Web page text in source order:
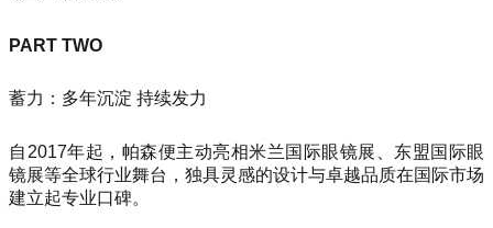
PART TWO
蓄力：多年沉淀 持续发力
自2017年起，帕森便主动亮相米兰国际眼镜展、东盟国际眼
镜展等全球行业舞台，独具灵感的设计与卓越品质在国际市场
建立起专业口碑。